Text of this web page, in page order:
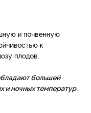
и почвенную
к
плодов.
большей
и ночных температур.